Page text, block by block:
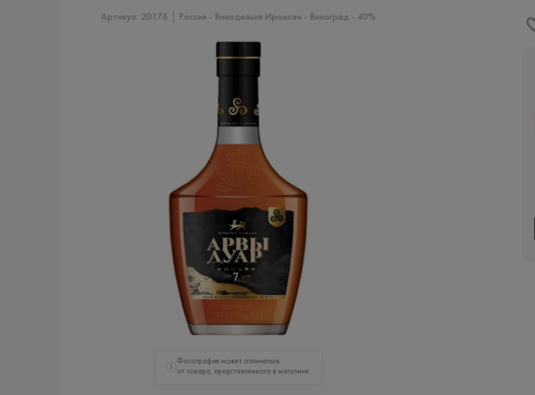
Артикул: 20176 │ Россия - Винодельня Иронсан - Виноград - 40%
i
Фотография может отличаться
от товара, представленного в магазине.